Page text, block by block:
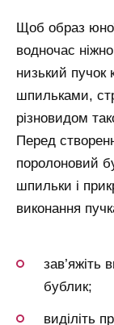
Щоб образ
водночас
низький
шпильками,
різновидом
Перед
поролоновий
шпильки і
виконання
зав’яжіть
бублик;
виділіть